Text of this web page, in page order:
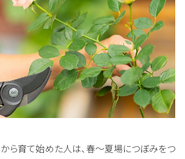
ら育て始めた人は、春～夏場につぼみをつ